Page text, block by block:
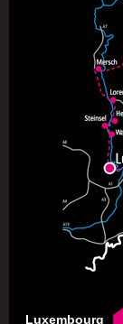
Luxembourg